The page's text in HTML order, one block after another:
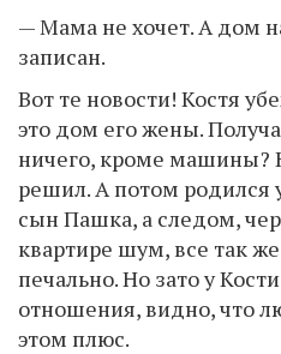
— Мама не хочет. А дом
записан.
Вот те новости! Костя
это дом его жены.
ничего, кроме машины?
решил. А потом родился
сын Пашка, а следом,
квартире шум, все так
печально. Но зато у
отношения, видно, что
этом плюс.